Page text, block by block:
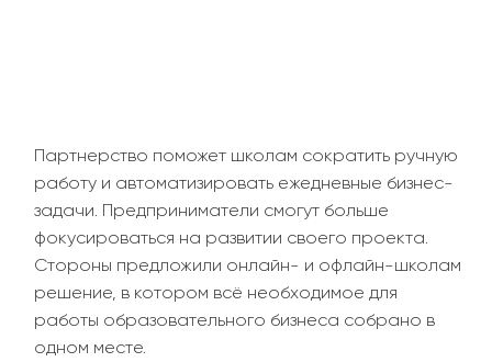
Партнерство поможет школам сократить ручную
работу и автоматизировать ежедневные бизнес-
задачи. Предприниматели смогут больше
фокусироваться на развитии своего проекта.
Стороны предложили онлайн- и офлайн-школам
решение, в котором всё необходимое для
работы образовательного бизнеса собрано в
одном месте.